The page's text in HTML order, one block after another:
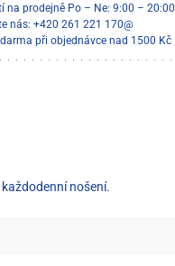
na prodejně Po – Ne: 9:00 – 20:00
nás: +420 261 221 170@
při objednávce nad 1500 Kč
nošení.